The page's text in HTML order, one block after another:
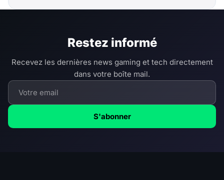
Restez informé
Recevez les dernières news gaming et tech directement
dans votre boîte mail.
S'abonner